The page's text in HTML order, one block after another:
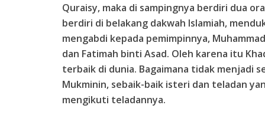
Quraisy, maka di sampingnya berdiri dua
berdiri di belakang dakwah Islamiah,
mengabdi kepada pemimpinnya,
dan Fatimah binti Asad. Oleh karena itu
terbaik di dunia. Bagaimana tidak menjadi
Mukminin, sebaik-baik isteri dan teladan
mengikuti teladannya.